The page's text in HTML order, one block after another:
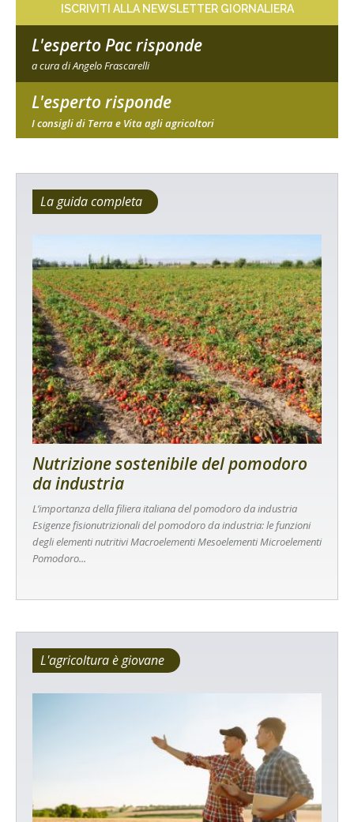
ISCRIVITI ALLA NEWSLETTER GIORNALIERA
L'esperto Pac risponde
a cura di Angelo Frascarelli
L'esperto risponde
I consigli di Terra e Vita agli agricoltori
La guida completa
Nutrizione sostenibile del pomodoro
da industria
L’importanza della filiera italiana del pomodoro da industria
Esigenze fisionutrizionali del pomodoro da industria: le funzioni
degli elementi nutritivi Macroelementi Mesoelementi Microelementi
Pomodoro...
L'agricoltura è giovane